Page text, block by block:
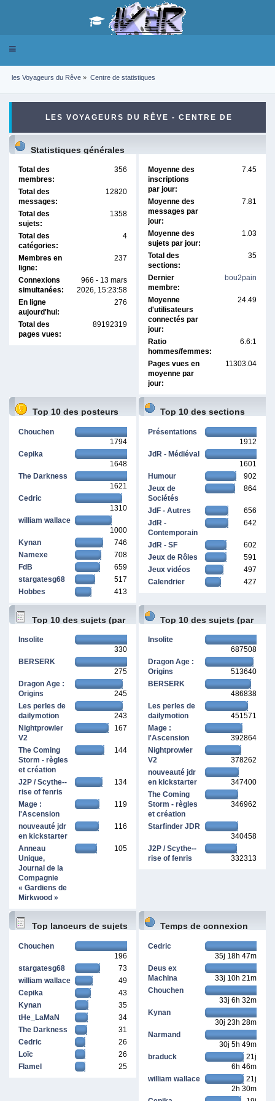
Toggle
les Voyageurs du Rêve » Centre de statistiques
LES VOYAGEURS DU RÊVE - CENTRE DE
STATISTIQUES
Statistiques générales
Total des
membres:
356
Total des
messages:
12820
Total des
sujets:
1358
Total des
catégories:
4
Membres en
ligne:
237
Connexions
simultanées:
966 - 13 mars
2026, 15:23:58
En ligne
aujourd'hui:
276
Total des
pages vues:
89192319
Moyenne des
inscriptions
par jour:
7.45
Moyenne des
messages par
jour:
7.81
Moyenne des
sujets par jour:
1.03
Total des
sections:
35
Dernier
membre:
bou2pain
Moyenne
d'utilisateurs
connectés par
jour:
24.49
Ratio
hommes/femmes:
6.6:1
Pages vues en
moyenne par
jour:
11303.04
Top 10 des posteurs
Chouchen
1794
Cepika
1648
The Darkness
1621
Cedric
1310
william wallace
1000
Kynan
746
Namexe
708
FdB
659
stargatesg68
517
Hobbes
413
Top 10 des sections
Présentations
1912
JdR - Médiéval
1601
Humour
902
Jeux de
Sociétés
864
JdF - Autres
656
JdR -
Contemporain
642
JdR - SF
602
Jeux de Rôles
591
Jeux vidéos
497
Calendrier
427
Top 10 des sujets (par
Insolite
330
BERSERK
275
Dragon Age :
Origins
245
Les perles de
dailymotion
243
Nightprowler
V2
167
The Coming
Storm - règles
et création
144
J2P / Scythe--
rise of fenris
134
Mage :
l'Ascension
119
nouveauté jdr
en kickstarter
116
Anneau
Unique,
Journal de la
Compagnie
« Gardiens de
Mirkwood »
105
Top 10 des sujets (par
Insolite
687508
Dragon Age :
Origins
513640
BERSERK
486838
Les perles de
dailymotion
451571
Mage :
l'Ascension
392864
Nightprowler
V2
378262
nouveauté jdr
en kickstarter
347400
The Coming
Storm - règles
et création
346962
Starfinder JDR
340458
J2P / Scythe--
rise of fenris
332313
Top lanceurs de sujets
Chouchen
196
stargatesg68
73
william wallace
49
Cepika
43
Kynan
35
tHe_LaMaN
34
The Darkness
31
Cedric
26
Loïc
26
Flamel
25
Temps de connexion
Cedric
35j 18h 47m
Deus ex
Machina
33j 10h 21m
Chouchen
33j 6h 32m
Kynan
30j 23h 28m
Narmand
30j 5h 49m
braduck
21j
6h 46m
william wallace
21j
2h 30m